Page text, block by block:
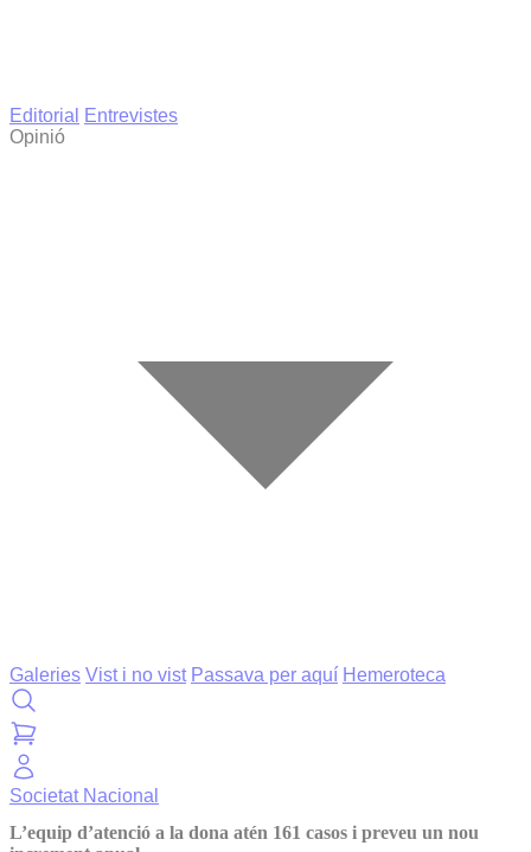
Editorial
Entrevistes
Opinió
Galeries Vist i no vist Passava per aquí Hemeroteca
Societat Nacional
L’equip d’atenció a la dona atén 161 casos i preveu un nou